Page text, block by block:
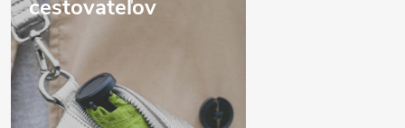
cestovateľov